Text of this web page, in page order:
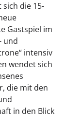
die 15-
Gastspiel im
und
intensiv
wendet sich
die mit den
in den Blick